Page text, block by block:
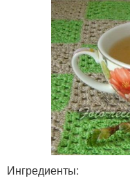
Ингредиенты: